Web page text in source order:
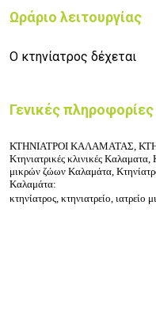
Ωράριο λειτουργίας
Ο κτηνίατρος δέχεται
Γενικές πληροφορίες
ΚΤΗΝΙΑΤΡΟΙ ΚΑΛΑΜΑΤΑΣ,
Κτηνιατρικές κλινικές
μικρών ζώων Καλαμάτα,
Καλαμάτα:
κτηνίατρος, κτηνιατρείο, ιατρείο